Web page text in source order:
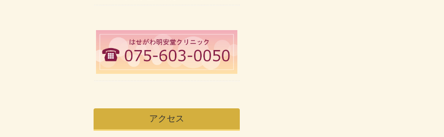
アクセス